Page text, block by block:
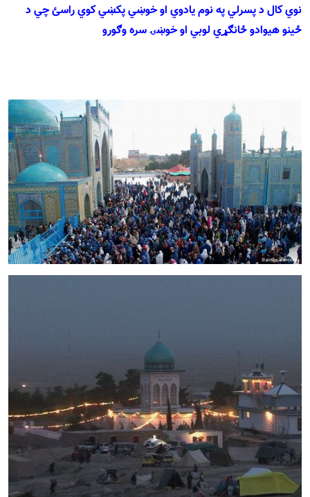
نوي کال د پسرلي په نوم يادوي او خوښي پکښي کوي راسئ چي د
ځينو هيوادو ځانګړي لوبي او خوښۍ سره وګورو